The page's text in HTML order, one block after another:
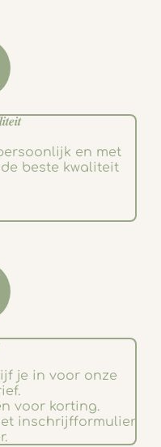
en met
beste kwaliteit
je in voor onze
voor korting.
inschrijfformulier